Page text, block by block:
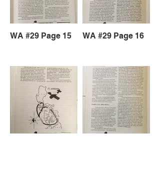
WA #29 Page 15 WA #29 Page 16